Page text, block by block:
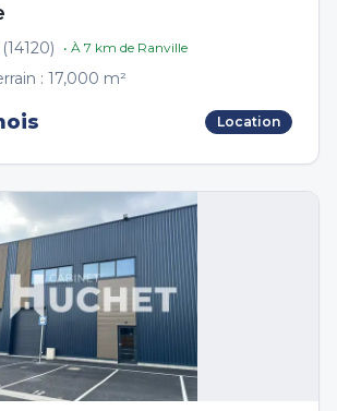
(14120) • À 7 km de Ranville
: 17,000 m²
Location